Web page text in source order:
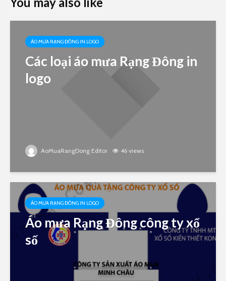
ÁO MƯA RẠNG ĐÔNG IN LOGO
Các loại áo mưa Rạng Đông in
logo
AoMuaRangDong Editor 46 views
ÁO MƯA RẠNG ĐÔNG IN LOGO
Áo mưa Rạng Đông công ty xổ
số